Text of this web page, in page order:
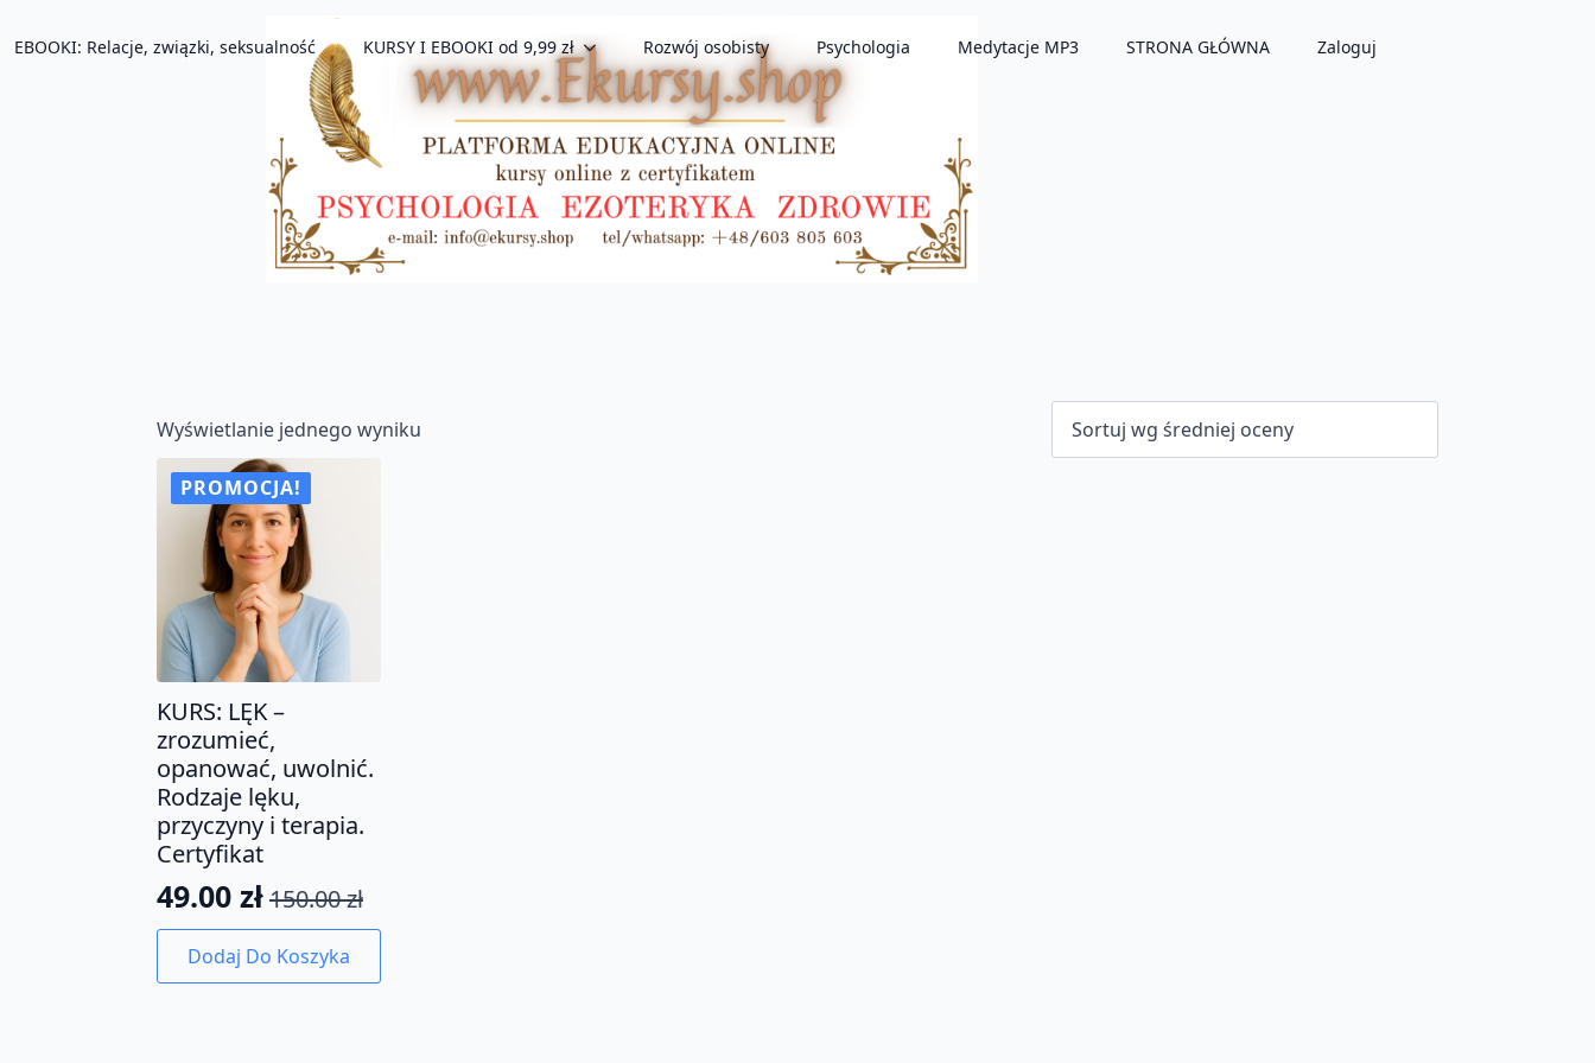
EBOOKI: Relacje, związki, seksualność KURSY I EBOOKI od 9,99 zł Rozwój osobisty Psychologia Medytacje MP3 STRONA GŁÓWNA Zaloguj
Wyświetlanie jednego wyniku
PROMOCJA!
KURS: LĘK –
zrozumieć,
opanować, uwolnić.
Rodzaje lęku,
przyczyny i terapia.
Certyfikat
150.00zł
Pierwotna
cena
wynosiła:
49.00 zł
Aktualna
cena
wynosi:
Dodaj Do Koszyka